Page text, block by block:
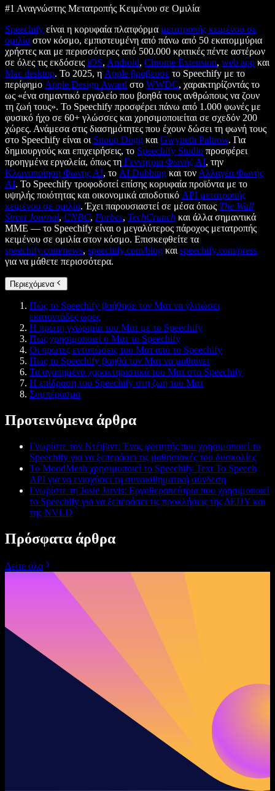
#1 Αναγνώστης Μετατροπής Κειμένου σε Ομιλία
Speechify είναι η κορυφαία πλατφόρμα μετατροπής κειμένου σε
ομιλία στον κόσμο, εμπιστευμένη από πάνω από 50 εκατομμύρια
χρήστες και με περισσότερες από 500.000 κριτικές πέντε αστέρων
σε όλες τις εκδόσεις iOS, Android, Chrome Extension, web app και
Mac desktop. Το 2025, η Apple βράβευσε το Speechify με το
περίφημο Apple Design Award στο WWDC, χαρακτηρίζοντάς το
ως «ένα σημαντικό εργαλείο που βοηθά τους ανθρώπους να ζουν
τη ζωή τους». Το Speechify προσφέρει πάνω από 1.000 φωνές με
φυσικό ήχο σε 60+ γλώσσες και χρησιμοποιείται σε σχεδόν 200
χώρες. Ανάμεσα στις διασημότητες που έχουν δώσει τη φωνή τους
στο Speechify είναι οι Snoop Dogg και Gwyneth Paltrow. Για
δημιουργούς και επιχειρήσεις, το Speechify Studio προσφέρει
προηγμένα εργαλεία, όπως τη Γεννήτρια Φωνής AI, την
Κλωνοποίηση Φωνής AI, το AI Dubbing και τον Αλλαγέα Φωνής
AI. Το Speechify τροφοδοτεί επίσης κορυφαία προϊόντα με το
υψηλής ποιότητας και οικονομικά αποδοτικό API μετατροπής
κειμένου σε ομιλία. Έχει παρουσιαστεί σε μέσα όπως The Wall
Street Journal, CNBC, Forbes, TechCrunch και άλλα σημαντικά
ΜΜΕ — το Speechify είναι ο μεγαλύτερος πάροχος μετατροπής
κειμένου σε ομιλία στον κόσμο. Επισκεφθείτε τα
speechify.com/news, speechify.com/blog και speechify.com/press
για να μάθετε περισσότερα.
Περιεχόμενα
Πώς το Speechify βοήθησε τον Ματ να γλιτώσει
εκατοντάδες ώρες
Η πρώτη γνωριμία του Ματ με το Speechify
Πώς χρησιμοποιεί ο Ματ το Speechify
Οι πρώτες εντυπώσεις του Ματ από το Speechify
Πώς το Speechify βοηθά τον Ματ να μαθαίνει
Τα αγαπημένα χαρακτηριστικά του Ματ στο Speechify
Η επίδραση του Speechify στη ζωή του Ματ
Συμπέρασμα
Προτεινόμενα άρθρα
Γνωρίστε τον Ντέιβιντ: Ένας φοιτητής που χρησιμοποιεί το
Speechify για να ξεπεράσει τις μαθησιακές του δυσκολίες
Το MoodMesh χρησιμοποιεί το Speechify Text To Speech
API για να ενισχύσει τη συναισθηματική σύνδεση
Γνωρίστε τη Josie Jarvis: Εργοθεραπεύτρια που χρησιμοποιεί
το Speechify για να ξεπεράσει τις προκλήσεις της ΔΕΠΥ και
της NVLD
Πρόσφατα άρθρα
Δείτε όλα